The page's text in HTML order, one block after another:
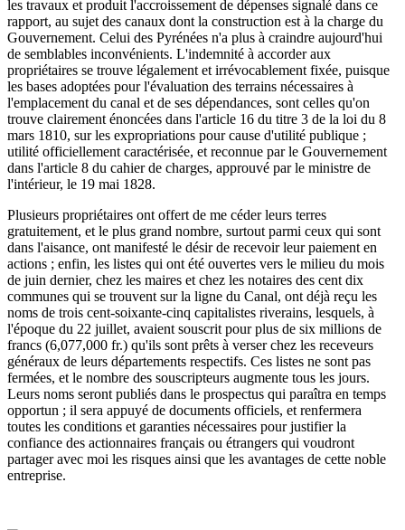
les travaux et produit l'accroissement de dépenses signalé dans ce
rapport, au sujet des canaux dont la construction est à la charge du
Gouvernement. Celui des Pyrénées n'a plus à craindre aujourd'hui
de semblables inconvénients. L'indemnité à accorder aux
propriétaires se trouve légalement et irrévocablement fixée, puisque
les bases adoptées pour l'évaluation des terrains nécessaires à
l'emplacement du canal et de ses dépendances, sont celles qu'on
trouve clairement énoncées dans l'article 16 du titre 3 de la loi du 8
mars 1810, sur les expropriations pour cause d'utilité publique ;
utilité officiellement caractérisée, et reconnue par le Gouvernement
dans l'article 8 du cahier de charges, approuvé par le ministre de
l'intérieur, le 19 mai 1828.
Plusieurs propriétaires ont offert de me céder leurs terres
gratuitement, et le plus grand nombre, surtout parmi ceux qui sont
dans l'aisance, ont manifesté le désir de recevoir leur paiement en
actions ; enfin, les listes qui ont été ouvertes vers le milieu du mois
de juin dernier, chez les maires et chez les notaires des cent dix
communes qui se trouvent sur la ligne du Canal, ont déjà reçu les
noms de trois cent-soixante-cinq capitalistes riverains, lesquels, à
l'époque du 22 juillet, avaient souscrit pour plus de six millions de
francs (6,077,000 fr.) qu'ils sont prêts à verser chez les receveurs
généraux de leurs départements respectifs. Ces listes ne sont pas
fermées, et le nombre des souscripteurs augmente tous les jours.
Leurs noms seront publiés dans le prospectus qui paraîtra en temps
opportun ; il sera appuyé de documents officiels, et renfermera
toutes les conditions et garanties nécessaires pour justifier la
confiance des actionnaires français ou étrangers qui voudront
partager avec moi les risques ainsi que les avantages de cette noble
entreprise.